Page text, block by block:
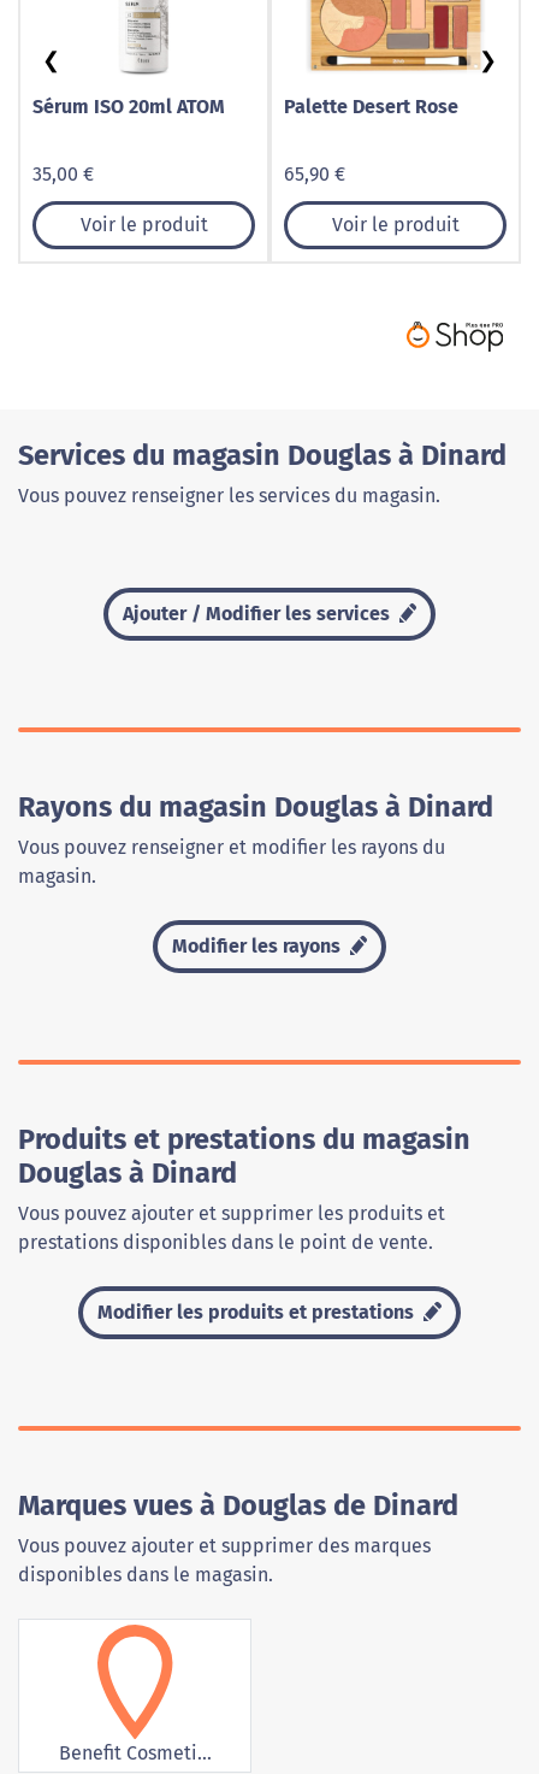
Sérum ISO 20ml ATOM
35,00 €
Voir le produit
Palette Desert Rose
65,90 €
Voir le produit
❮ ❯
Services du magasin Douglas à Dinard
Vous pouvez renseigner les services du magasin.
Ajouter / Modifier les services
Rayons du magasin Douglas à Dinard
Vous pouvez renseigner et modifier les rayons du
magasin.
Modifier les rayons
Produits et prestations du magasin
Douglas à Dinard
Vous pouvez ajouter et supprimer les produits et
prestations disponibles dans le point de vente.
Modifier les produits et prestations
Marques vues à Douglas de Dinard
Vous pouvez ajouter et supprimer des marques
disponibles dans le magasin.
Benefit Cosmeti...